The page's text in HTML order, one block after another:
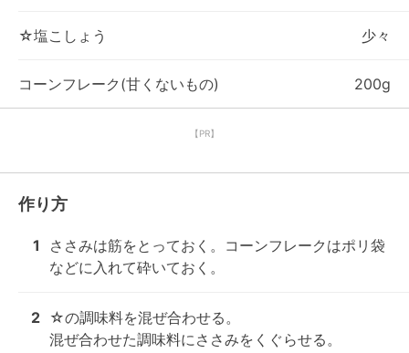
☆塩こしょう 少々
コーンフレーク(甘くないもの) 200g
【PR】
作り方
1
ささみは筋をとっておく。コーンフレークはポリ袋
などに入れて砕いておく。
2 ☆の調味料を混ぜ合わせる。
混ぜ合わせた調味料にささみをくぐらせる。